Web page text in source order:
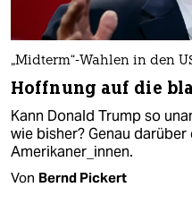
„Midterm“-Wahlen in den
Hoffnung auf die
Kann Donald Trump so
wie bisher? Genau
Amerikaner_innen.
Von Bernd Pickert